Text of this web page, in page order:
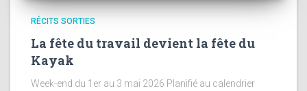
RÉCITS SORTIES
La fête du travail devient la fête du
Kayak
Week-end du 1er au 3 mai 2026 Planifié au calendrier